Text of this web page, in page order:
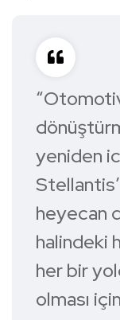
yeniden
heyecan
halindeki
her bir
olması